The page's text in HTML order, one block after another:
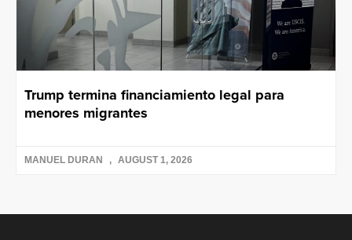
Trump termina financiamiento legal para
menores migrantes
MANUEL DURAN AUGUST 1, 2026